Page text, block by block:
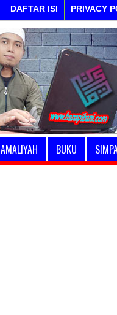
DAFTAR ISI PRIVACY
AMALIYAH BUKU